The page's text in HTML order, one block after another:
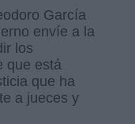
García
envíe a la
los
que está
que ha
a jueces y